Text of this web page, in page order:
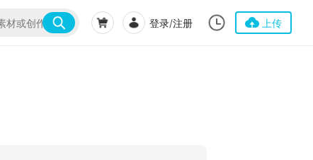
登录/注册 上传